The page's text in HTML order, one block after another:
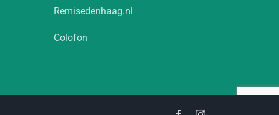
Remisedenhaag.nl
Colofon